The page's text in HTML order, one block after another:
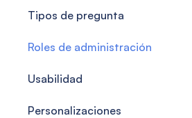
Tipos de pregunta
Roles de administración
Usabilidad
Personalizaciones